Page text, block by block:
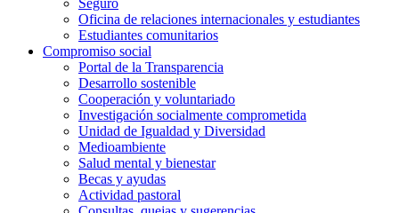
Oficina de relaciones internacionales y estudiantes
Estudiantes comunitarios
Compromiso social
Portal de la Transparencia
Desarrollo sostenible
Cooperación y voluntariado
Investigación socialmente comprometida
Unidad de Igualdad y Diversidad
Medioambiente
Salud mental y bienestar
Becas y ayudas
Actividad pastoral